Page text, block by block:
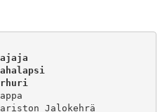
Jalokehrä